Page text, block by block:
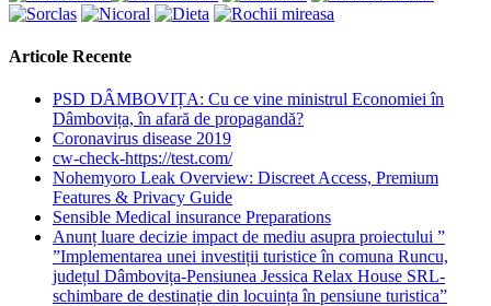
Articole Recente
PSD DÂMBOVIȚA: Cu ce vine ministrul Economiei în
Dâmbovița, în afară de propagandă?
Coronavirus disease 2019
cw-check-https://test.com/
Nohemyoro Leak Overview: Discreet Access, Premium
Features & Privacy Guide
Sensible Medical insurance Preparations
Anunț luare decizie impact de mediu asupra proiectului ”
”Implementarea unei investiții turistice în comuna Runcu,
județul Dâmbovița-Pensiunea Jessica Relax House SRL-
schimbare de destinație din locuința în pensiune turistica”